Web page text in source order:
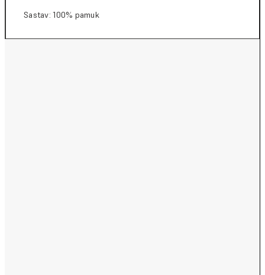
Sastav: 100% pamuk